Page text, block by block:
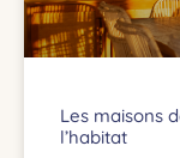
Les maisons
l’habitat